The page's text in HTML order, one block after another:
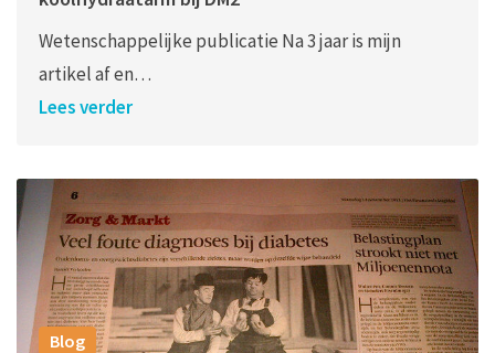
Wetenschappelijke publicatie Na 3 jaar is mijn
artikel af en…
Lees verder
Blog